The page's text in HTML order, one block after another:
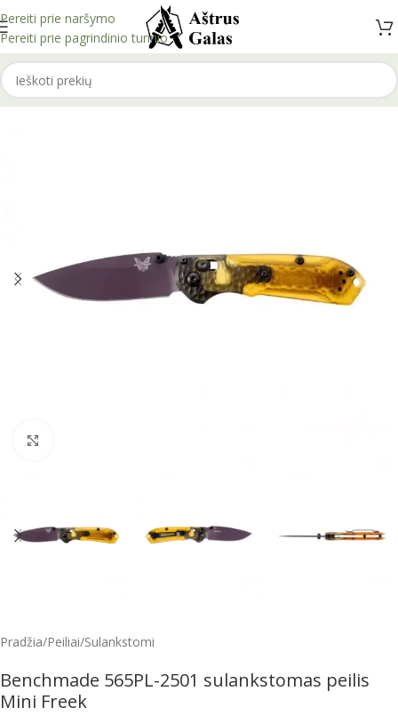
Pereiti prie naršymo
Pereiti prie pagrindinio turinio
Pradžia/Peiliai/Sulankstomi
Benchmade 565PL-2501 sulankstomas peilis
Mini Freek